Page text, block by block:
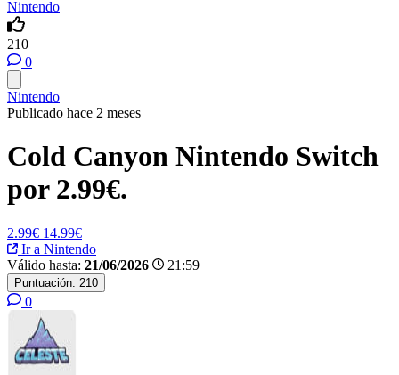
Nintendo
210
0
Nintendo
Publicado hace 2 meses
Cold Canyon Nintendo Switch
por 2.99€.
2.99€ 14.99€
Ir a Nintendo
Válido hasta: 21/06/2026 21:59
Puntuación: 210
0